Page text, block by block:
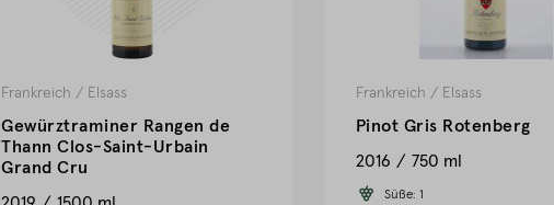
Frankreich / Elsass
Gewürztraminer Rangen de
Thann Clos-Saint-Urbain
Grand Cru
Frankreich / Elsass
Pinot Gris Rotenberg
2016
750 ml
Süße: 1